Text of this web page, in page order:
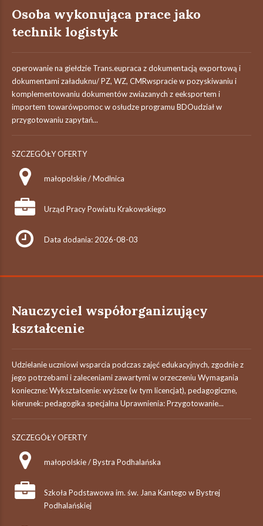
Osoba wykonująca prace jako
technik logistyk
operowanie na giełdzie Trans.eupraca z dokumentacją exportową i
dokumentami załaduknu/ PZ, WZ, CMRwspracie w pozyskiwaniu i
komplementowaniu dokumentów zwiazanych z eeksportem i
importem towarówpomoc w osłudze programu BDOudział w
przygotowaniu zapytań...
SZCZEGÓŁY OFERTY
małopolskie / Modlnica
Urząd Pracy Powiatu Krakowskiego
Data dodania: 2026-08-03
Nauczyciel współorganizujący
kształcenie
Udzielanie uczniowi wsparcia podczas zajęć edukacyjnych, zgodnie z
jego potrzebami i zaleceniami zawartymi w orzeczeniu Wymagania
konieczne: Wykształcenie: wyższe (w tym licencjat), pedagogiczne,
kierunek: pedagogika specjalna Uprawnienia: Przygotowanie...
SZCZEGÓŁY OFERTY
małopolskie / Bystra Podhalańska
Szkoła Podstawowa im. św. Jana Kantego w Bystrej
Podhalańskiej